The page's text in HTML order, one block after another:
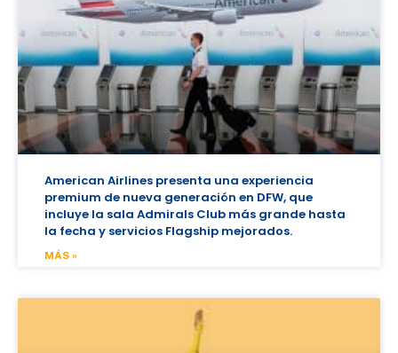
American Airlines presenta una experiencia
premium de nueva generación en DFW, que
incluye la sala Admirals Club más grande hasta
la fecha y servicios Flagship mejorados.
MÁS »